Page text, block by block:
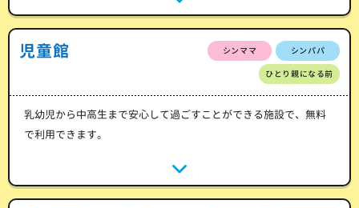
児童館 シンママ シンパパ
ひとり親になる前
乳幼児から中高生まで安心して過ごすことができる施設で、無料
で利用できます。